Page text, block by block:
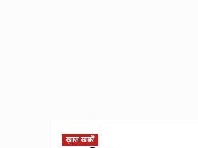
ख़ास खबरें